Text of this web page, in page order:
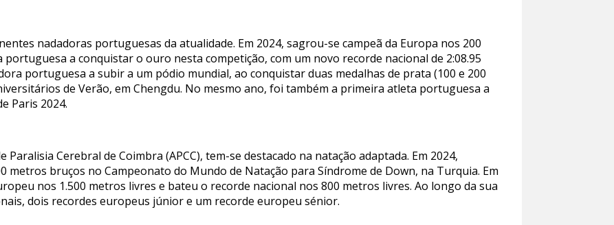
nadadoras portuguesas da atualidade. Em 2024, sagrou-se campeã da Europa nos 200
a conquistar o ouro nesta competição, com um novo recorde nacional de 2:08.95
portuguesa a subir a um pódio mundial, ao conquistar duas medalhas de prata (100 e 200
de Verão, em Chengdu. No mesmo ano, foi também a primeira atleta portuguesa a
Paris 2024.
Paralisia Cerebral de Coimbra (APCC), tem-se destacado na natação adaptada. Em 2024,
metros bruços no Campeonato do Mundo de Natação para Síndrome de Down, na Turquia. Em
nos 1.500 metros livres e bateu o recorde nacional nos 800 metros livres. Ao longo da sua
dois recordes europeus júnior e um recorde europeu sénior.